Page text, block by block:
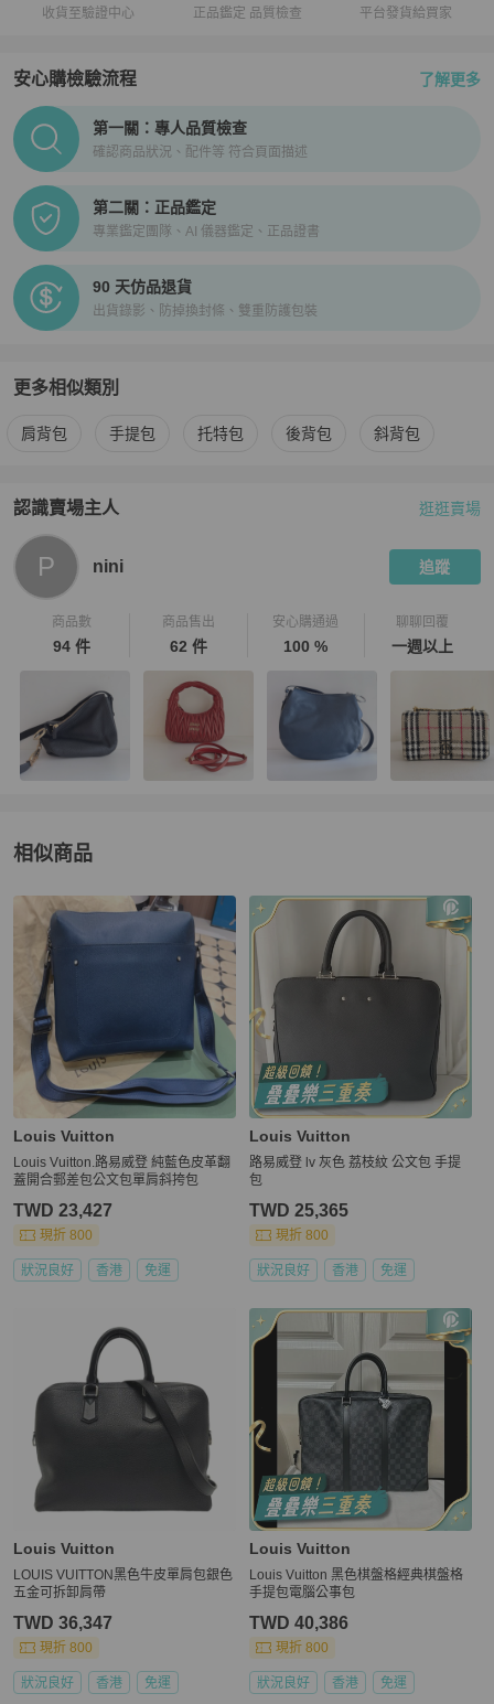
收貨至驗證中心 正品鑑定 品質檢查 平台發貨給買家
安心購檢驗流程 了解更多
PopChill拍拍圈正品驗證、安心購檢驗流程介紹
第一關：專人品質檢查
確認商品狀況、配件等 符合頁面描述
第二關：正品鑑定
專業鑑定團隊、AI 儀器鑑定、正品證書
90 天仿品退貨
出貨錄影、防掉換封條、雙重防護包裝
更多相似類別
更多Louis Vuitton女包 相似商品推薦
肩背包 手提包 托特包 後背包 斜背包
認識賣場主人
PopChill 拍拍圈嚴選賣家
逛逛賣場
P nini 追蹤
商品數
94 件
商品售出
62 件
安心購通過
100 %
聊聊回覆
一週以上
相似商品
更多相似Louis Vuitton女包推薦精品
Louis Vuitton
Louis Vuitton.路易威登 純藍色皮革翻
蓋開合郵差包公文包單肩斜挎包
TWD 23,427
現折 800
狀況良好 香港 免運
Louis Vuitton
路易威登 lv 灰色 荔枝紋 公文包 手提
包
TWD 25,365
現折 800
狀況良好 香港 免運
Louis Vuitton
LOUIS VUITTON黑色牛皮單肩包銀色
五金可拆卸肩帶
TWD 36,347
現折 800
狀況良好 香港 免運
Louis Vuitton
Louis Vuitton 黑色棋盤格經典棋盤格
手提包電腦公事包
TWD 40,386
現折 800
狀況良好 香港 免運